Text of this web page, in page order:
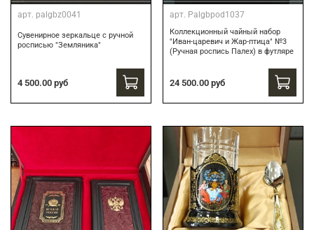
арт. palgbz0041
Сувенирное зеркальце с ручной
росписью "Земляника"
4 500.00 руб
арт. Palgbpod1037
Коллекционный чайный набор
"Иван-царевич и Жар-птица" №3
(Ручная роспись Палех) в футляре
24 500.00 руб